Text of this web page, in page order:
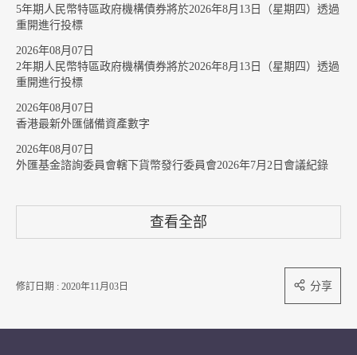
5年期人民幣特區政府機構債券將於2026年8月13日（星期四）透過
重開進行投標
2026年08月07日
2年期人民幣特區政府機構債券將於2026年8月13日（星期四）透過
重開進行投標
2026年08月07日
香港最新外匯儲備資產數字
2026年08月07日
外匯基金諮詢委員會轄下貨幣發行委員會2026年7月2日會議紀錄
查看全部
修訂日期 : 2020年11月03日 分享